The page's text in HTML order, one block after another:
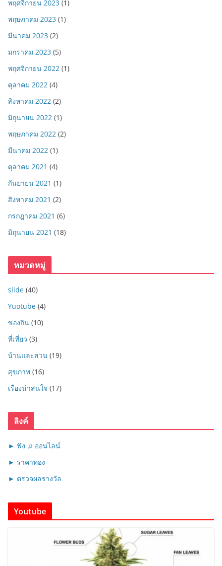
พฤศจิกายน 2023 (1)
พฤษภาคม 2023 (1)
มีนาคม 2023 (2)
มกราคม 2023 (5)
พฤศจิกายน 2022 (1)
ตุลาคม 2022 (4)
สิงหาคม 2022 (2)
มิถุนายน 2022 (1)
พฤษภาคม 2022 (2)
มีนาคม 2022 (1)
ตุลาคม 2021 (4)
กันยายน 2021 (1)
สิงหาคม 2021 (2)
กรกฎาคม 2021 (6)
มิถุนายน 2021 (18)
หมวดหมู่
slide (40)
Yuotube (4)
ของกิน (10)
ที่เที่ยว (3)
บ้านและสวน (19)
สุขภาพ (16)
เรื่องน่าสนใจ (17)
ลิงค์
► ฟัง ♫ ออนไลน์
► ราคาทอง
► ตรวจผลรางวัล
Youtube